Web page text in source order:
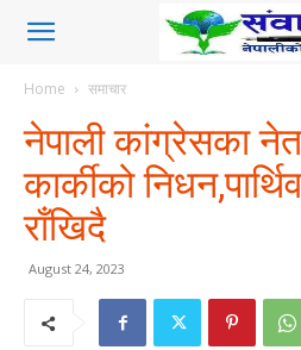
Home समाचार
नेपाली कांग्रेसका
कार्कीको
राँखिदै
August 24, 2023